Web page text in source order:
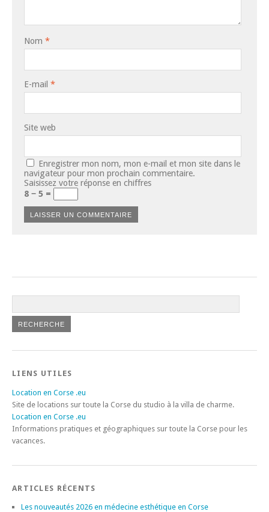
Nom *
E-mail *
Site web
Enregistrer mon nom, mon e-mail et mon site dans le
navigateur pour mon prochain commentaire.
Saisissez votre réponse en chiffres
8 − 5 =
LIENS UTILES
Location en Corse .eu
Site de locations sur toute la Corse du studio à la villa de charme.
Location en Corse .eu
Informations pratiques et géographiques sur toute la Corse pour les
vacances.
ARTICLES RÉCENTS
Les nouveautés 2026 en médecine esthétique en Corse